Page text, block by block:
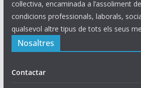
col·lectiva, encaminada a l’assoliment
condicions professionals, laborals,
qualsevol altre tipus de tots els seus
Nosaltres
Contactar